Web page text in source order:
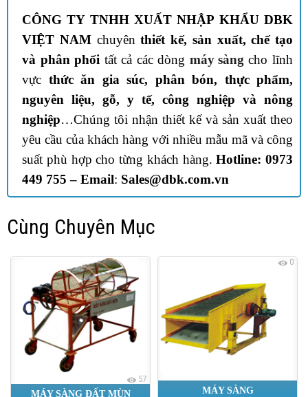
CÔNG TY TNHH XUẤT NHẬP KHẨU DBK
VIỆT NAMchuyênthiết kế, sản xuất, chế tạo
và phân phối tất cả các dòng máy sàng cho lĩnh
vực thức ăn gia súc, phân bón, thực phẩm,
nguyên liệu, gỗ, y tế, công nghiệp và nông
nghiệp…Chúng tôi nhận thiết kế và sản xuất theo
yêu cầu của khách hàng với nhiều mẫu mã và công
suất phù hợp cho từng khách hàng.Hotline: 0973
449 755 – Email: Sales@dbk.com.vn
Cùng Chuyên Mục
57
MÁY SÀNG ĐẤT MÙN
0
MÁY SÀNG